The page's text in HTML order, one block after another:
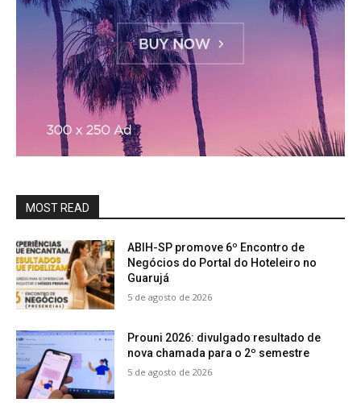
MOST READ
ABIH-SP promove 6º Encontro de
Negócios do Portal do Hoteleiro no
Guarujá
5 de agosto de 2026
Prouni 2026: divulgado resultado de
nova chamada para o 2º semestre
5 de agosto de 2026